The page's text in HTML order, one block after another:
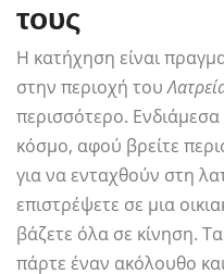
τους
Η κατήχηση είναι
στην περιοχή του
περισσότερο.
κόσμο, αφού βρείτε
για να ενταχθούν στη
επιστρέψετε σε μια
βάζετε όλα σε κίνηση.
πάρτε έναν ακόλουθο